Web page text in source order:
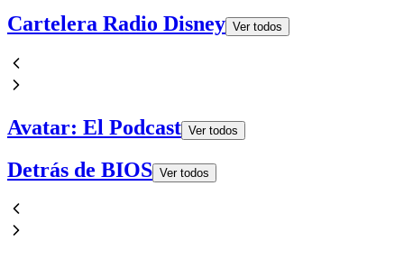
Cartelera Radio Disney Ver todos
Avatar: El Podcast Ver todos
Detrás de BIOS Ver todos